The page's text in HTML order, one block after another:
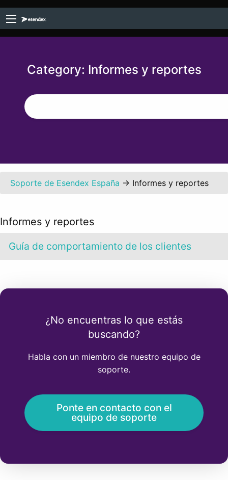
Category: Informes y reportes
Soporte de Esendex España → Informes y reportes
Informes y reportes
Guía de comportamiento de los clientes
¿No encuentras lo que estás
buscando?
Habla con un miembro de nuestro equipo de
soporte.
Ponte en contacto con el
equipo de soporte